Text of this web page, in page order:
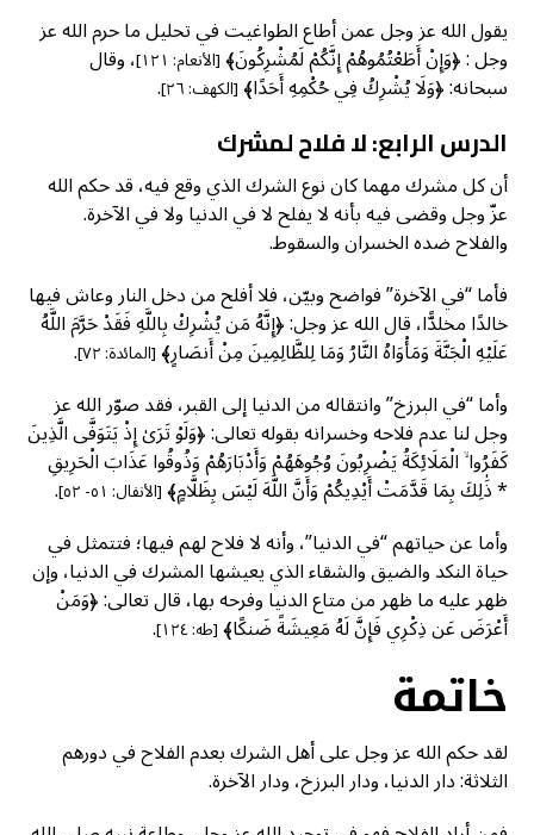
يقول الله عز وجل عمن أطاع الطواغيت في تحليل ما حرم الله عز
وجل : ﴿وَإِنْ أَطَعْتُمُوهُمْ إِنَّكُمْ لَمُشْرِكُونَ﴾[الأنعام: ١٢١] ، وقال
سبحانه: ﴿وَلَا يُشْرِكُ فِي حُكْمِهِ أَحَدًا﴾[الكهف: ٢٦] .
الدرس الرابع: لا فلاح لمشرك
أن كل مشرك مهما كان نوع الشرك الذي وقع فيه، قد حكم الله
عزّ وجل وقضى فيه بأنه لا يفلح لا في الدنيا ولا في الآخرة.
والفلاح ضده الخسران والسقوط.
فأما “في الآخرة” فواضح وبيّن، فلا أفلح من دخل النار وعاش فيها
خالدًا مخلدًّا، قال الله عز وجل: ﴿إِنَّهُ مَن يُشْرِكْ بِاللَّهِ فَقَدْ حَرَّمَ اللَّهُ
عَلَيْهِ الْجَنَّةَ وَمَأْوَاهُ النَّارُ وَمَا لِلظَّالِمِينَ مِنْ أَنصَارٍ﴾[المائدة: ٧٢]
.
وأما “في البرزخ” وانتقاله من الدنيا إلى القبر، فقد صوّر الله عز
وجل لنا عدم فلاحه وخسرانه بقوله تعالى: ﴿وَلَوْ تَرَىٰ إِذْ يَتَوَفَّى الَّذِينَ
كَفَرُوا ۙ الْمَلَائِكَةُ يَضْرِبُونَ وُجُوهَهُمْ وَأَدْبَارَهُمْ وَذُوقُوا عَذَابَ الْحَرِيقِ
* ذَٰلِكَ بِمَا قَدَّمَتْ أَيْدِيكُمْ وَأَنَّ اللَّهَ لَيْسَ بِظَلَّامٍ﴾[الأنفال: ٥١- ٥٢]
.
وأما عن حياتهم “في الدنيا”، وأنه لا فلاح لهم فيها؛ فتتمثل في
حياة النكد والضيق والشقاء الذي يعيشها المشرك في الدنيا، وإن
ظهر عليه ما ظهر من متاع الدنيا وفرحه بها، قال تعالى: ﴿وَمَنْ
أَعْرَضَ عَن ذِكْرِي فَإِنَّ لَهُ مَعِيشَةً ضَنكًا﴾[طه: ١٢٤] .
خاتمة
لقد حكم الله عز وجل على أهل الشرك بعدم الفلاح في دورهم
الثلاثة: دار الدنيا، ودار البرزخ، ودار الآخرة.